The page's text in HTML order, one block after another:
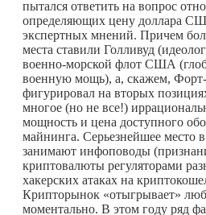
пытался ответить на вопрос
определяющих цену доллара
экспертных мнений. Причем
места ставили Голливуд
военно-морской флот США
военную мощь), а, скажем, Форт-
фигурировал на вторых
многое (но не все!)
мощность и цена доступного
майнинга. Серьезнейшее место
занимают инфоповоды
криптовалюты регуляторами
хакерских атаках на
Крипторынок «отыгрывает»
моментально. В этом году ряд